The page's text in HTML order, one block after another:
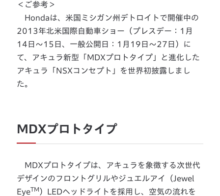
＜ご参考＞
Hondaは、米国ミシガン州デトロイトで開催中の
2013年北米国際自動車ショー（プレスデー：1月
14日〜15日、一般公開日：1月19日〜27日）に
て、アキュラ新型「MDXプロトタイプ」と進化した
アキュラ「NSXコンセプト」を世界初披露しまし
た。
MDXプロトタイプ
MDXプロトタイプは、アキュラを象徴する次世代
デザインのフロントグリルやジュエルアイ（Jewel
EyeTM ）LEDヘッドライトを採用し、空気の流れを